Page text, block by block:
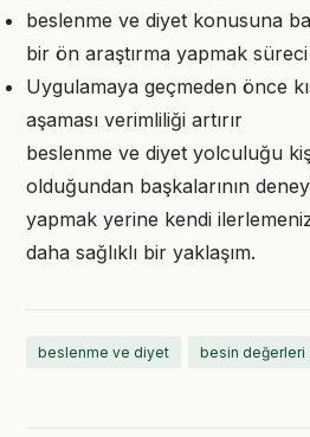
beslenme ve diyet konusuna
bir ön araştırma yapmak süreci
Uygulamaya geçmeden önce
aşaması verimliliği artırır
beslenme ve diyet yolculuğu
olduğundan başkalarının
yapmak yerine kendi
daha sağlıklı bir yaklaşım.
beslenme ve diyet besin değerleri